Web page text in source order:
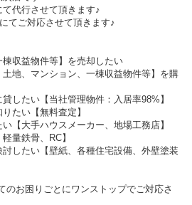
代行させて頂きます♪
てご対応させて頂きます♪
収益物件等】を売却したい
地、マンション、一棟収益物件等】を購
したい【当社管理物件：入居率98%】
たい【無料査定】
【大手ハウスメーカー、地場工務店】
量鉄骨、RC】
したい【壁紙、各種住宅設備、外壁塗装
のお困りごとにワンストップでご対応さ